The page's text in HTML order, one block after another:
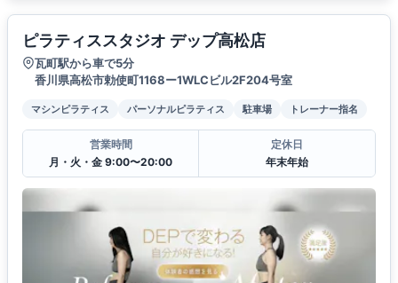
ピラティススタジオ デップ高松店
瓦町駅から車で5分
香川県高松市勅使町1168ー1WLCビル2F204号室
マシンピラティス パーソナルピラティス 駐車場 トレーナー指名
営業時間
月・火・金 9:00〜20:00
定休日
年末年始